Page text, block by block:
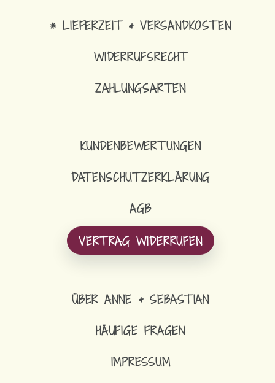
* LIEFERZEIT & VERSANDKOSTEN
WIDERRUFSRECHT
ZAHLUNGSARTEN
KUNDENBEWERTUNGEN
DATENSCHUTZERKLÄRUNG
AGB
VERTRAG WIDERRUFEN
ÜBER ANNE & SEBASTIAN
HÄUFIGE FRAGEN
IMPRESSUM